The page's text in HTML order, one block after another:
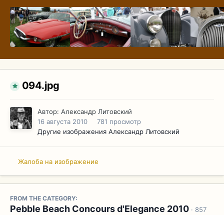
094.jpg
Автор: Александр Литовский
16 августа 2010
781 просмотр
Другие изображения Александр Литовский
Жалоба на изображение
FROM THE CATEGORY:
Pebble Beach Concours d'Elegance 2010 · 857